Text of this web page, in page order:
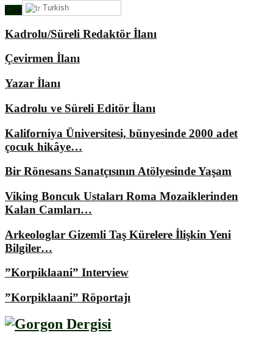
Gündemimizde Ne Var?
Kadrolu/Süreli Redaktör İlanı
Çevirmen İlanı
Yazar İlanı
Kadrolu ve Süreli Editör İlanı
Kaliforniya Üniversitesi, bünyesinde 2000 adet
çocuk hikâye…
Bir Rönesans Sanatçısının Atölyesinde Yaşam
Viking Boncuk Ustaları Roma Mozaiklerinden
Kalan Camları…
Arkeologlar Gizemli Taş Kürelere İlişkin Yeni
Bilgiler…
”Korpiklaani” Interview
”Korpiklaani” Röportajı
Turkish